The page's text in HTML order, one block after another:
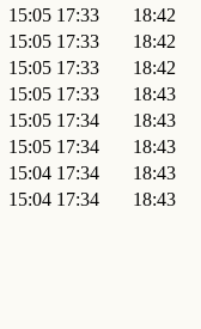
15:05 17:33
18:42
15:05 17:33
18:42
15:05 17:33
18:42
15:05 17:33
18:43
15:05 17:34
18:43
15:05 17:34
18:43
15:04 17:34
18:43
15:04 17:34 18:43